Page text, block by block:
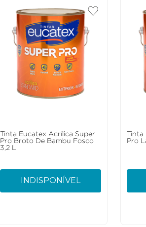
Tinta Eucatex Acrílica Super
Pro Broto De Bambu Fosco
3,2 L
INDISPONÍVEL
Pro